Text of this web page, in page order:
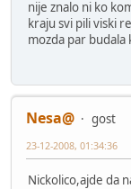
nije znalo ni ko
kraju svi pili viski
mozda par budala
Nesa@
gost
23-12-2008, 01:34:36
Nickolico,ajde da